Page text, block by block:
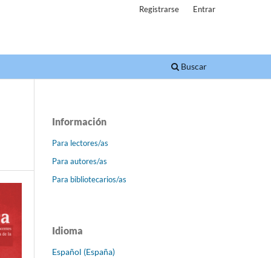
Buscar
Registrarse Entrar
Información
Para lectores/as
Para autores/as
Para bibliotecarios/as
Idioma
Español (España)